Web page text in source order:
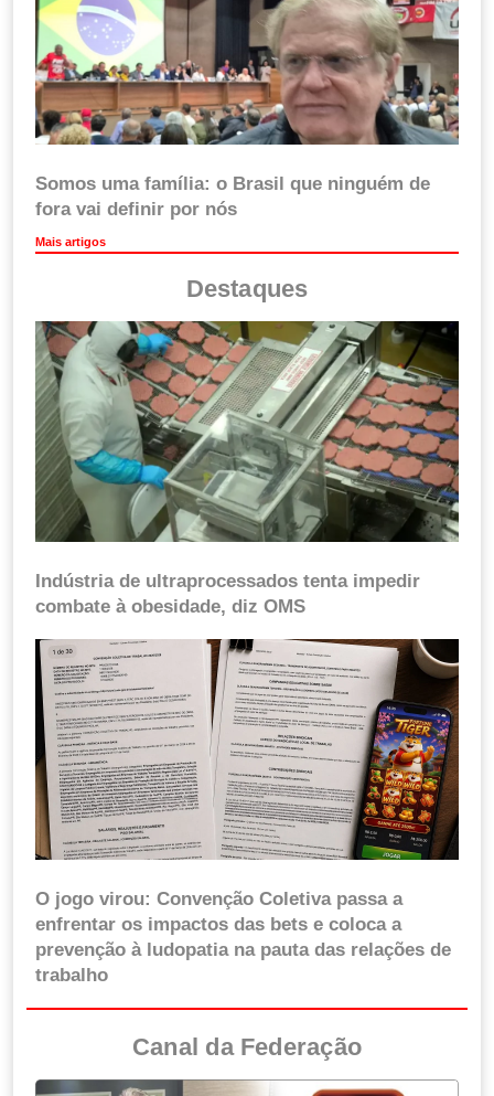
Somos uma família: o Brasil que ninguém de
fora vai definir por nós
Mais artigos
Destaques
Indústria de ultraprocessados tenta impedir
combate à obesidade, diz OMS
O jogo virou: Convenção Coletiva passa a
enfrentar os impactos das bets e coloca a
prevenção à ludopatia na pauta das relações de
trabalho
Canal da Federação